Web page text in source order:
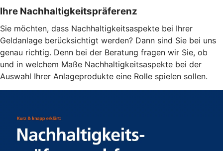
Ihre Nachhaltigkeitspräferenz
Sie möchten, dass Nachhaltigkeitsaspekte bei Ihrer
Geldanlage berücksichtigt werden? Dann sind Sie bei uns
genau richtig. Denn bei der Beratung fragen wir Sie, ob
und in welchem Maße Nachhaltigkeitsaspekte bei der
Auswahl Ihrer Anlageprodukte eine Rolle spielen sollen.